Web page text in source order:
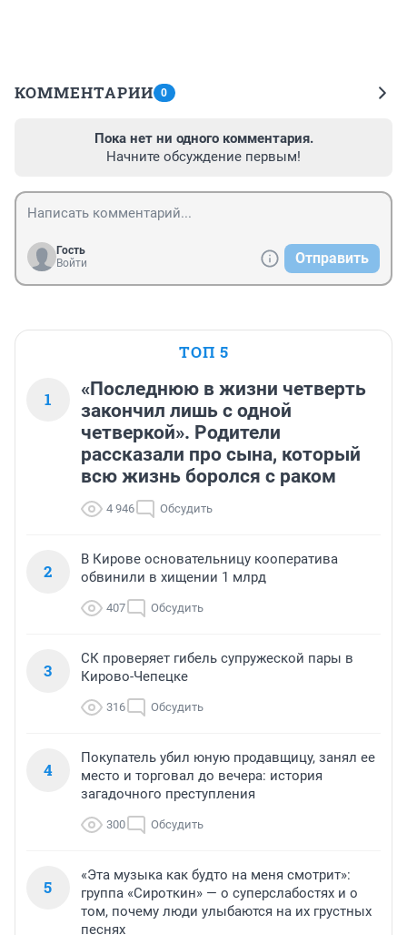
КОММЕНТАРИИ 0
Пока нет ни одного комментария.
Начните обсуждение первым!
Гость
Войти
Отправить
ТОП 5
1
«Последнюю в жизни четверть
закончил лишь с одной
четверкой». Родители
рассказали про сына, который
всю жизнь боролся с раком
4 946 Обсудить
2
В Кирове основательницу кооператива
обвинили в хищении 1 млрд
407 Обсудить
3
СК проверяет гибель супружеской пары в
Кирово-Чепецке
316 Обсудить
4
Покупатель убил юную продавщицу, занял ее
место и торговал до вечера: история
загадочного преступления
300 Обсудить
5
«Эта музыка как будто на меня смотрит»:
группа «Сироткин» — о суперслабостях и о
том, почему люди улыбаются на их грустных
песнях